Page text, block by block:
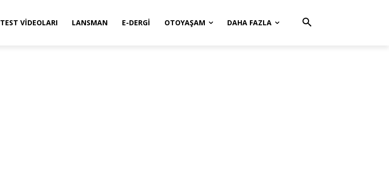
TEST VIDEOLARI LANSMAN E-DERGI OTOYAŞAM DAHA FAZLA